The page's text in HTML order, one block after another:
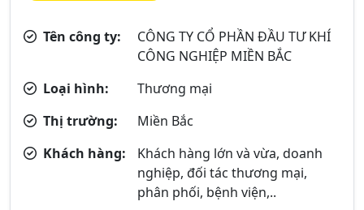
Tên công ty:
CÔNG TY CỔ PHẦN ĐẦU TƯ KHÍ
CÔNG NGHIỆP MIỀN BẮC
Loại hình:
Thương mại
Thị trường:
Miền Bắc
Khách hàng:
Khách hàng lớn và vừa, doanh
nghiệp, đối tác thương mại,
phân phối, bệnh viện,..